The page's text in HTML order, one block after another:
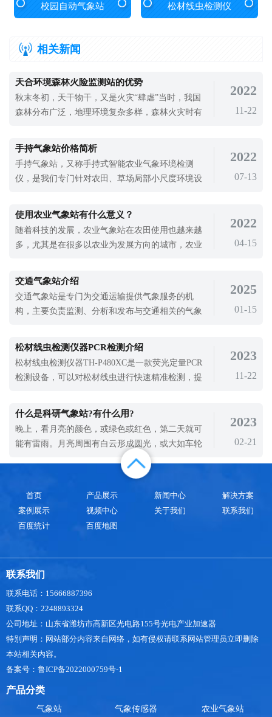
校园自动气象站 松材线虫检测仪
相关新闻
天合环境森林火险监测站的优势
秋末冬初，天干物干，又是火灾“肆虐”当时，我国
森林分布广泛，地理环境复杂多样，森林火灾时有
就会造成很严重的生命财产损失，所以对森林火险
的监测就很重要。天合环境森林火险监
2022
11-22
手持气象站价格简析
手持气象站，又称手持式智能农业气象环境检测
仪，是我们专门针对农田、草场局部小尺度环境设
农业相关的空气温度、空气湿度、光照强度、二氧
化碳浓度、光合有效辐射、土壤温度、土壤水分、
风速、风向、土壤盐分、降雨量、大气
2022
07-13
使用农业气象站有什么意义？
随着科技的发展，农业气象站在农田使用也越来越
多，尤其是在很多以农业为发展方向的城市，农业
2022
04-15
交通气象站介绍
交通气象站是专门为交通运输提供气象服务的机
构，主要负责监测、分析和发布与交通相关的气象
关注的焦点。因此，交通气象站的意义日益凸显，
它为政府部门和交通行业提供了宝贵的气象数据和
咨询服务。交通气象站通常由气象观测设备
2025
01-15
松材线虫检测仪器PCR检测介绍
松材线虫检测仪器TH-P480XC是一款荧光定量PCR
检测设备，可以对松材线虫进行快速精准检测，提
做好保护工作，早发现早治疗，如果不治疗，松材
线虫扩散对所有感染的树木都是致命的。所以，使
用松材线虫检测仪器是目前松材线虫检测的
2023
11-22
什么是科研气象站?有什么用?
晚上，看月亮的颜色，或绿色或红色，第二天就可
能有雷雨。月亮周围有白云形成圆光，或大如车轮
(月晕)，主来日风。所谓的"日晕则雨、月晕则风，
哪里有缺、何方有风"，又说"月晕而风，基润而
这都是对气象进行观测的总结，但是随着现在科技
的发展，就可以使
2023
02-21
首页 产品展示 新闻中心
解决方案
案例展示
视频中心 关于我们
联系我们
百度统计
百度地图
联系我们
联系电话：15666887396
联系QQ：2248893324
公司地址：山东省潍坊市高新区光电路155号光电产业加速器
特别声明：网站部分内容来自网络，如有侵权请联系网站管理员立即删除
本站相关内容。
备案号：鲁ICP备2022000759号-1
产品分类
气象站 气象传感器 农业气象站